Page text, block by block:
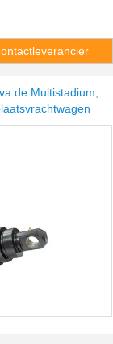
de Multistadium,